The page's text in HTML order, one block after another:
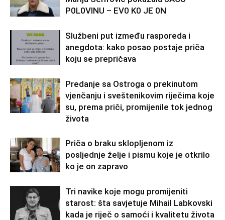
P0L0VINU – EV0 K0 JE 0N
Službeni put između rasporeda i
anegdota: kako posao postaje priča
koju se prepričava
Predanje sa Ostroga o prekinutom
vjenčanju i sveštenikovim riječima koje
su, prema priči, promijenile tok jednog
života
Priča o braku sklopljenom iz
posljednje želje i pismu koje je otkrilo
ko je on zapravo
Tri navike koje mogu promijeniti
starost: šta savjetuje Mihail Labkovski
kada je riječ o samoći i kvalitetu života